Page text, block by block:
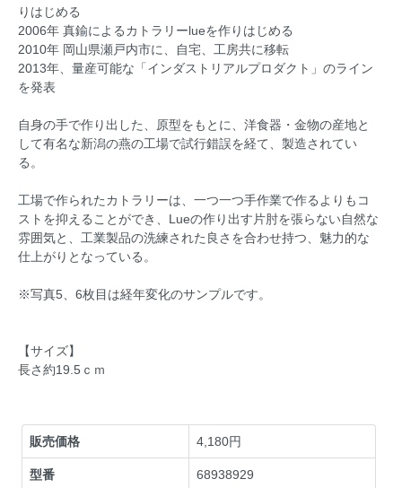
りはじめる
2006年 真鍮によるカトラリーlueを作りはじめる
2010年 岡山県瀬戸内市に、自宅、工房共に移転
2013年、量産可能な「インダストリアルプロダクト」のライン
を発表
自身の手で作り出した、原型をもとに、洋食器・金物の産地と
して有名な新潟の燕の工場で試行錯誤を経て、製造されてい
る。
工場で作られたカトラリーは、一つ一つ手作業で作るよりもコ
ストを抑えることができ、Lueの作り出す片肘を張らない自然な
雰囲気と、工業製品の洗練された良さを合わせ持つ、魅力的な
仕上がりとなっている。
※写真5、6枚目は経年変化のサンプルです。
【サイズ】
長さ約19.5ｃｍ
販売価格 4,180円
型番 68938929